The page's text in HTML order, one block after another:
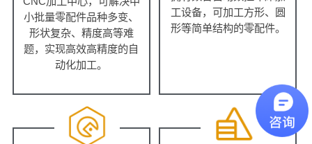
小批量零配件品种多变、
形状复杂、精度高等难
题，实现高效高精度的自
动化加工。
工设备，可加工方形、圆
形等简单结构的零配件。